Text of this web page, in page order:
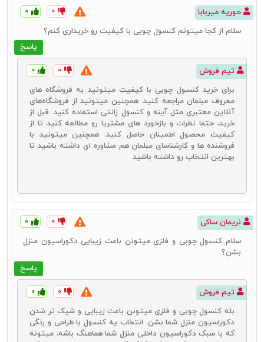
آینه و کنسول چوبی از این جهت اهمیت دارد که می‌بایست در زمان خرید
در کنار انتخاب محصولات با کیفیت، محصولاتی متناسب با دکوراسیون
منزل خود انتخاب کنید. هر یک از انواع این محصولات شرایط خاص خود را
داشته و در انتخاب آنها باید چندین جنبه را با هم در نظر بگیرید. قیمت،
طرح و مدل و کیفیت متریال به کار گرفته شده برای تولید آنها از جمله
مواردی است که باید در انتخاب این محصولات آنها را در نظر بگیرید. انواع
میز کنسول چوبی را می‌توانید در بازار در انواع زیر در اختیار داشته باشید:
میز کنسول چوبی ساده
میز کنسول چوبی مدرن
میز کنسول چوبی کلاسیک
میز کنسول چوبی سلطنتی
در ادامه با توضیح هر یک از این مدل‌ها، می‌توانید با انواع میز کنسول
چوبی آشنا شده و در انتخاب محصول موردنظر انتخاب بهتری داشته باشید.
کنسول چوبی ساده
این محصول به دلیل ویژگی‌هایی که دارد، مزیت‌های زیادی را برای
دکوراسیون خانه‌های امروزی به وجود می‌آورد. ساده بودن این محصول
باعث می‌شود تا امکان تطابق و هماهنگ سازی آن با انواع دکوراسیون‌ها و
محصولات دکوراتیو به راحتی وجود داشته باشد. از این گذشته در کنار این
موضوع شما می‌توانید تزئینات مختلفی را نیز روی این نوع از میزهای
کنسول قرار دهید. برخلاف سایر مدل‌ها که معمولاً دارای طرح‌های شلوغی
هستند، سادگی این مدل باعث می‌شود تا زیبایی محصولات دکوراتیو شما
بیش از پیش دیده شده و جذابیت‌های دکوراسیون خانه شما چند برابر
شود. با خرید جدیدترین آینه و کنسول ساده می‌توانید سبک‌های مختلفی از
دکوراسیون را در خانه خود پیاده سازی نمایید. البته برای خرید این محصول
لازم است تا به نکات زیر نیز دقت کنید:
حوریه میربابا ۰ ۰
پاسخ
سلام از کجا میتونم کنسول چوبی با کیفیت رو خریداری کنم؟
تیم فروش ۰ ۰
برای خرید کنسول چوبی با کیفیت میتونید به فروشگاه‌ های
معروف مبلمان مراجعه کنید. همچنین میتونید از فروشگاه‌های
آنلاین معتبری مثل آینه و کنسول زانتی استفاده کنید. قبل از
خرید، حتما نظرات و بازخورد های مشتریا رو مطالعه کنید تا از
کیفیت محصول اطمینان حاصل کنید. همچنین میتونید با
فروشنده ها و کارشناسای مبلمان هم مشاوره ای داشته باشید تا
بهترین انتخاب رو داشته باشید
نریمان ساکی ۰ ۰
پاسخ
سلام کنسول چوبی و فلزی میتونن باعث زیبایی دکوراسیون منزل
بشن؟
تیم فروش ۰ ۰
بله کنسول‌ چوبی و فلزی میتونن باعث زیبایی و شیک‌ تر شدن
دکوراسیون منزل شما بشن. انتخاب یه کنسول با طراحی و رنگی
که با سبک دکوراسیون داخلی منزل شما هماهنگ باشه، میتونه